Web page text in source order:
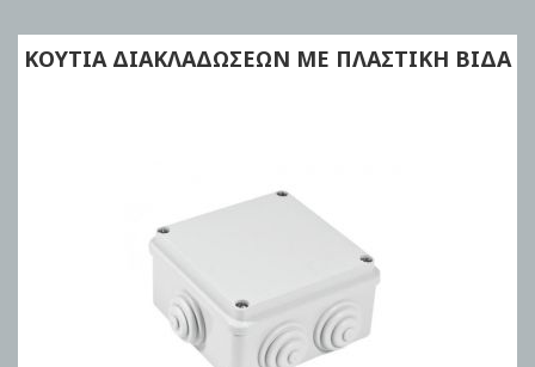
ΚΟΥΤΙΑ ΔΙΑΚΛΑΔΩΣΕΩΝ ΜΕ ΠΛΑΣΤΙΚΗ ΒΙΔΑ